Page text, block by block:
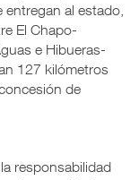
entregan al estado,
El Chapo-
e Hibueras-
127 kilómetros
de
responsabilidad